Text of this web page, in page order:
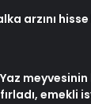
arzını
Yaz
fırladı, emekli